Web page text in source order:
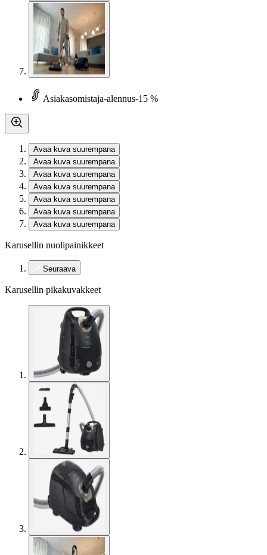
Asiakasomistaja-alennus-15 %
Avaa kuva suurempana
Avaa kuva suurempana
Avaa kuva suurempana
Avaa kuva suurempana
Avaa kuva suurempana
Avaa kuva suurempana
Avaa kuva suurempana
Karusellin nuolipainikkeet
Seuraava
Karusellin pikakuvakkeet